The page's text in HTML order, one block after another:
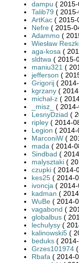
dampu (
Talib79 (
ArtKac ( 2015-
Nefre ( 2015-
Adammo (
Wiesław
aga-kosa (
sldtwa ( 2015-
maniu321 (
jefferson (
Grigorij (
kgrzany (
michał-z (
_misz_
(
LesnyDziad (
ripley ( 2014-
Legion ( 2014-
MarconiW (
mada ( 2014-
Sindbad (
malysztaki (
czupki ( 2014-
kes25 ( 2014-
ivoncja (
kadman (
WuBe ( 2014-
vagabond (
globalbus (
lechulysy (
kalinowski5 (
beduks (
Grzes101974
Rbafa ( 2014-